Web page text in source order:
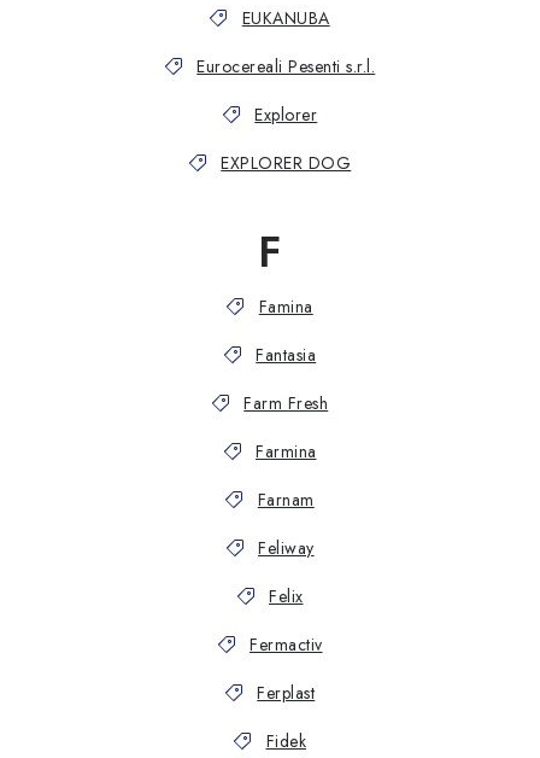
EUKANUBA
Eurocereali Pesenti s.r.l.
Explorer
EXPLORER DOG
F
Famina
Fantasia
Farm Fresh
Farmina
Farnam
Feliway
Felix
Fermactiv
Ferplast
Fidek